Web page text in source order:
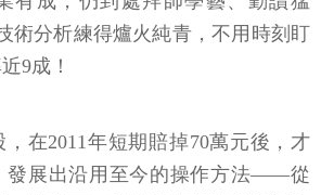
術分析練得爐火純青，不用時刻盯
9成！
，在2011年短期賠掉70萬元後，才
發展出沿用至今的操作方法——從